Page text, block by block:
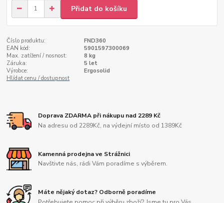
Přidat do košíku
Číslo produktu:
FND360
EAN kód:
5901597300069
Max. zatížení / nosnost:
8 kg
Záruka:
5 let
Výrobce:
Ergosolid
Hlídat cenu / dostupnost
Doprava ZDARMA při nákupu nad 2289 Kč
Na adresu od 2289Kč, na výdejní místo od 1389Kč
Kamenná prodejna ve Strážnici
Navštivte nás, rádi Vám poradíme s výběrem.
Máte nějaký dotaz? Odborně poradíme